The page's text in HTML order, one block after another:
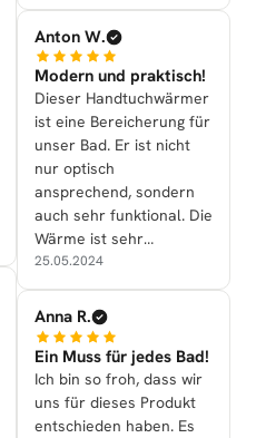
Anton W.
Modern und praktisch!
Dieser Handtuchwärmer
ist eine Bereicherung für
unser Bad. Er ist nicht
nur optisch
ansprechend, sondern
auch sehr funktional. Die
Wärme ist sehr
angenehm.
25.05.2024
Anna R.
Ein Muss für jedes Bad!
Ich bin so froh, dass wir
uns für dieses Produkt
entschieden haben. Es